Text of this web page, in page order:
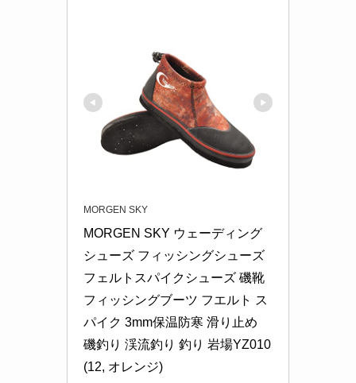
MORGEN SKY
MORGEN SKY ウェーディング
シューズ フィッシングシューズ
フェルトスパイクシューズ 磯靴
フィッシングブーツ フエルト ス
パイク 3mm保温防寒 滑り止め
磯釣り 渓流釣り 釣り 岩場YZ010
(12, オレンジ)